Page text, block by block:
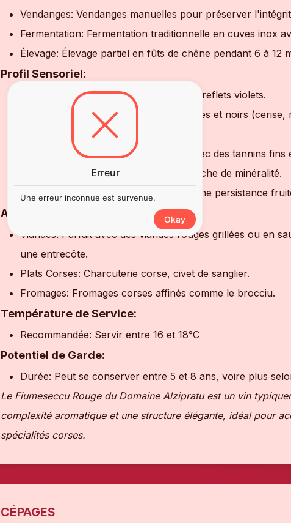
Vendanges: Vendanges manuelles pour préserver
Fermentation: Fermentation traditionnelle en cuves inox
Élevage: Élevage partiel en fûts de chêne pendant 6 à 12
Profil Sensoriel:
Couleur: Rouge rubis intense avec des reflets violets.
Nez: Arômes complexes de fruits rouges et noirs
des notes de garrigue.
Palais: Bouche ample et structurée, avec des tannins
fruits rouges mûrs, d'épices et une touche de minéralité.
Finale: Longue et harmonieuse, avec une persistance
Accords Mets et Vin:
Viandes: Parfait avec des viandes rouges grillées ou en
une entrecôte.
Plats Corses: Charcuterie corse, civet de sanglier.
Fromages: Fromages corses affinés comme le brocciu.
Température de Service:
Recommandée: Servir entre 16 et 18°C
Potentiel de Garde:
Durée: Peut se conserver entre 5 et 8 ans, voire plus
Le Fiumeseccu Rouge du Domaine Alzipratu est un vin
complexité aromatique et une structure élégante, idéal pour
spécialités corses.
CÉPAGES
Erreur
Une erreur inconnue est survenue.
Okay